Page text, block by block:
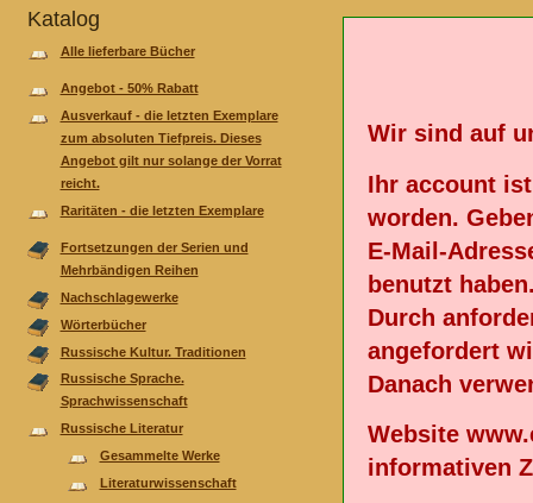
Katalog
Alle lieferbare Bücher
Angebot - 50% Rabatt
Ausverkauf - die letzten Exemplare
zum absoluten Tiefpreis. Dieses
Angebot gilt nur solange der Vorrat
reicht.
Raritäten - die letzten Exemplare
Fortsetzungen der Serien und
Mehrbändigen Reihen
Nachschlagewerke
Wörterbücher
Russische Kultur. Traditionen
Russische Sprache.
Sprachwissenschaft
Russische Literatur
Gesammelte Werke
Literaturwissenschaft
Wir sind auf
Ihr account
worden.
E-Mail-
benutzt
Durch
angefordert
Danach
Website
informativen